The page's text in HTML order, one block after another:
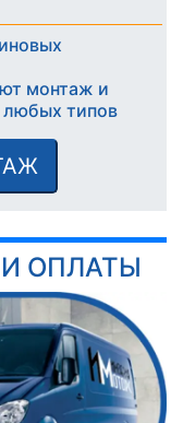
монтаж и
любых типов
ОПЛАТЫ